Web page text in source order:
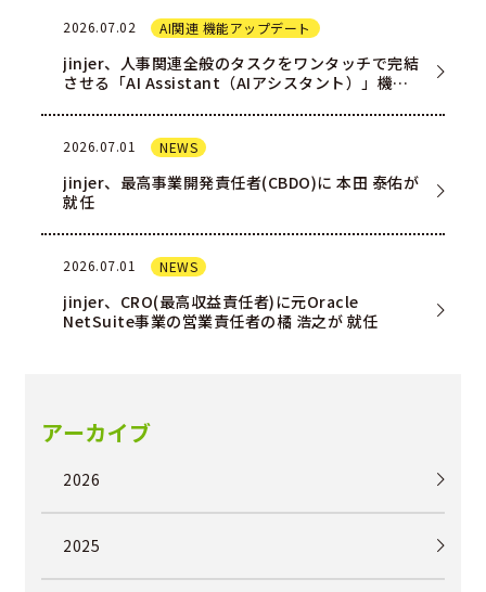
2026.07.02 AI関連 機能アップデート
jinjer、人事関連全般のタスクをワンタッチで完結
させる「AI Assistant（AIアシスタント）」機能
2026.07.01 NEWS
jinjer、最高事業開発責任者(CBDO)に 本田 泰佑が
就任
2026.07.01 NEWS
jinjer、CRO(最高収益責任者)に元Oracle
NetSuite事業の営業責任者の橘 浩之が 就任
アーカイブ
2026
2025